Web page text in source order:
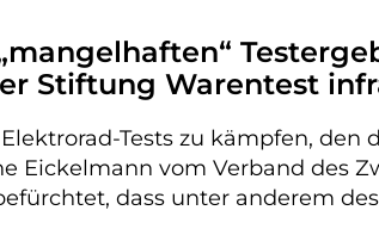
Stiftung Warentest
Tests zu kämpfen,
Eickelmann vom Verband des
dass unter anderem